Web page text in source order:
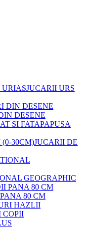
JUCARII URS
DESENE
PAPUSA
JUCARII DE
GEOGRAPHIC
80 CM
HAZLII
COPII